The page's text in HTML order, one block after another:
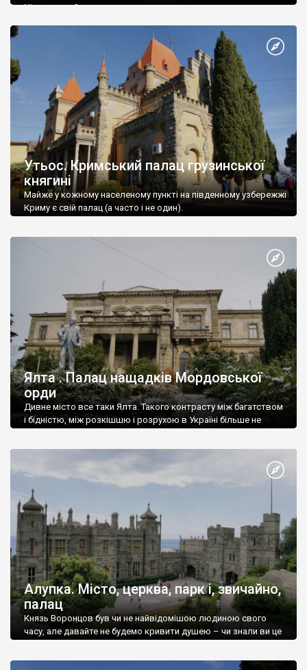
Ніжин греки?
Утьос. Кримський палац грузинської
княгині
Майже у кожному населеному пункті на південному узбережжі
Криму є свій палац (а часто і не один).
Ялта . Палац нащадків Мордовської
орди
Дивне місто все таки Ялта. Такого контрасту між багатством
і бідністю, між розкішшю і розрухою в Україні більше не
Алупка. Місто, церква, парк і, звичайно,
палац
Князь Воронцов був чи не найвідомішою людиною свого
часу, але давайте не будемо кривити душею – чи знали ви це